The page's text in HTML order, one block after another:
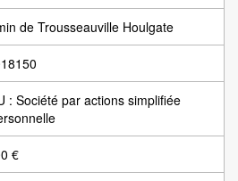
de Trousseauville Houlgate
: Société par actions simplifiée
€